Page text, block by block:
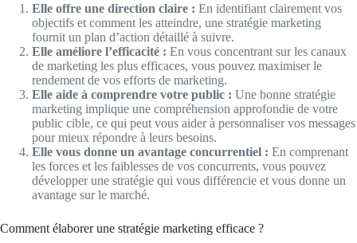
Elle offre une direction claire : En identifiant clairement vos
objectifs et comment les atteindre, une stratégie marketing
fournit un plan d’action détaillé à suivre.
Elle améliore l’efficacité : En vous concentrant sur les canaux
de marketing les plus efficaces, vous pouvez maximiser le
rendement de vos efforts de marketing.
Elle aide à comprendre votre public : Une bonne stratégie
marketing implique une compréhension approfondie de votre
public cible, ce qui peut vous aider à personnaliser vos messages
pour mieux répondre à leurs besoins.
Elle vous donne un avantage concurrentiel : En comprenant
les forces et les faiblesses de vos concurrents, vous pouvez
développer une stratégie qui vous différencie et vous donne un
avantage sur le marché.
Comment élaborer une stratégie marketing efficace ?